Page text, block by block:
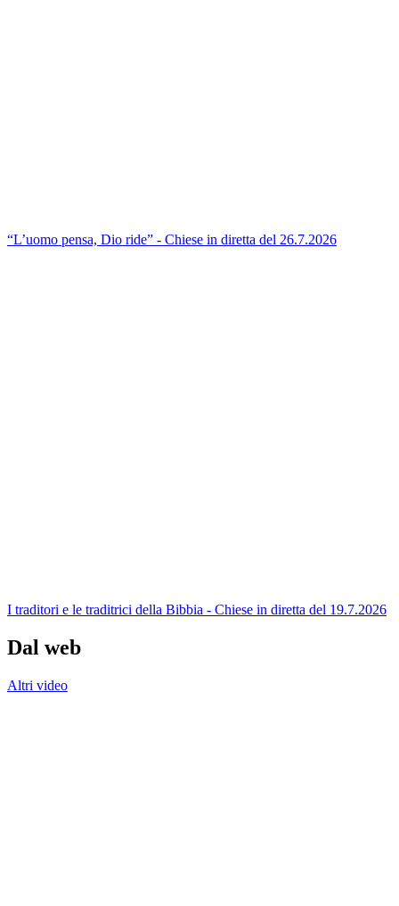
“L’uomo pensa, Dio ride” - Chiese in diretta del 26.7.2026
I traditori e le traditrici della Bibbia - Chiese in diretta del 19.7.2026
Dal web
Altri video